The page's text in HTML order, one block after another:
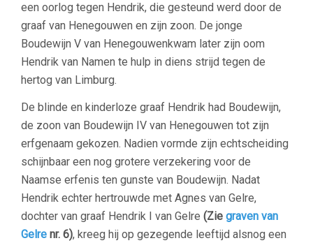
een oorlog tegen Hendrik, die gesteund werd door de
graaf van Henegouwen en zijn zoon. De jonge
Boudewijn V van Henegouwenkwam later zijn oom
Hendrik van Namen te hulp in diens strijd tegen de
hertog van Limburg.
De blinde en kinderloze graaf Hendrik had Boudewijn,
de zoon van Boudewijn IV van Henegouwen tot zijn
erfgenaam gekozen. Nadien vormde zijn echtscheiding
schijnbaar een nog grotere verzekering voor de
Naamse erfenis ten gunste van Boudewijn. Nadat
Hendrik echter hertrouwde met Agnes van Gelre,
dochter van graaf Hendrik I van Gelre (Zie graven van
Gelre nr. 6), kreeg hij op gezegende leeftijd alsnog een